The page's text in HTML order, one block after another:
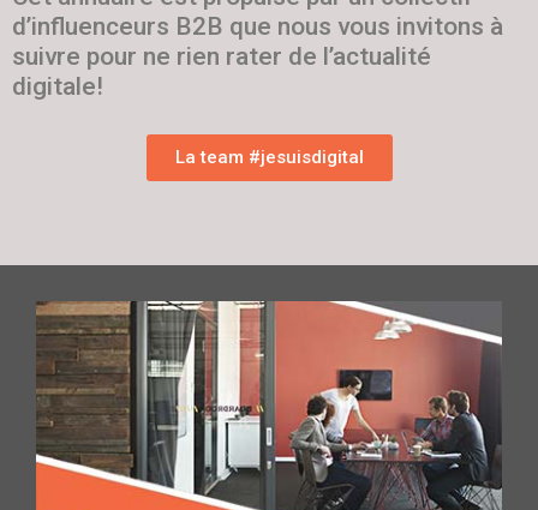
d’influenceurs B2B que nous vous invitons à
suivre pour ne rien rater de l’actualité
digitale!
La team #jesuisdigital